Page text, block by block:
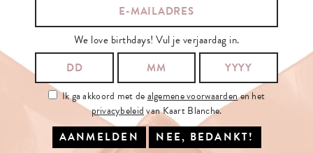
INSCHRIJVEN
SITEMAP
OVER ONS
VOLG ONS
Facebook
Instagram
We love birthdays! Vul je verjaardag in.
Ik ga akkoord met dealgemene voorwaardenen het
privacybeleidvan Kaart Blanche.